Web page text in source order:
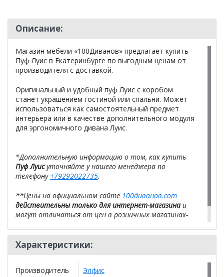
Описание:
Магазин мебели «100Диванов» предлагает купить
Пуф Луис в Екатеринбурге по выгодным ценам от
производителя с доставкой.
Оригинальный и удобный пуф Луис с коробом
станет украшением гостиной или спальни. Может
использоваться как самостоятельный предмет
интерьера или в качестве дополнительного модуля
для эргономичного дивана Луис.
*Дополнительную информацию о том, как купить
Пуф Луисуточняйте у нашего менеджера по
телефону +79292022735.
**Цены на официальном сайте 100диванов.com
действительны только для интернет-магазинаи
могут отличаться от цен в розничных магазинах-
Характеристики:
Производитель
Элфис